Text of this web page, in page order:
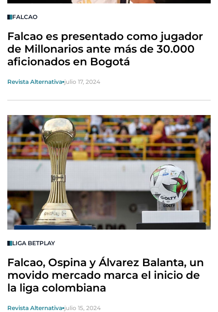
FALCAO
Falcao es presentado como jugador
de Millonarios ante más de 30.000
aficionados en Bogotá
Revista Alternativa julio 17, 2024
LIGA BETPLAY
Falcao, Ospina y Álvarez Balanta, un
movido mercado marca el inicio de
la liga colombiana
Revista Alternativa julio 15, 2024